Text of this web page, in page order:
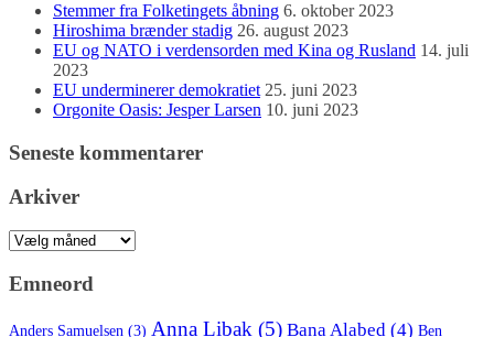
Stemmer fra Folketingets åbning 6. oktober 2023
Hiroshima brænder stadig 26. august 2023
EU og NATO i verdensorden med Kina og Rusland 14. juli
2023
EU underminerer demokratiet 25. juni 2023
Orgonite Oasis: Jesper Larsen 10. juni 2023
Seneste kommentarer
Arkiver
Arkiver
Emneord
Anders Samuelsen (3) Anna Libak (5) Bana Alabed (4) Ben